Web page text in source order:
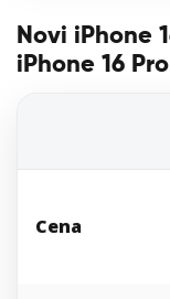
Novi iPhone
iPhone 16 Pro
Cena